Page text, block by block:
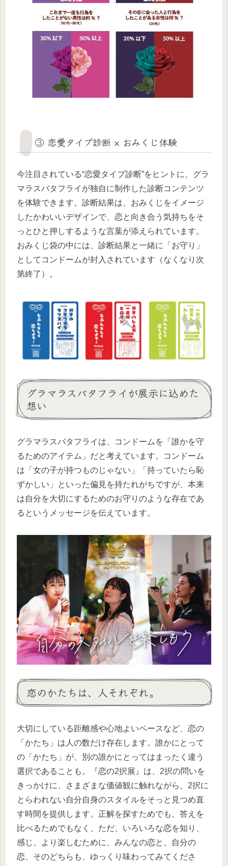
③ 恋愛タイプ診断 × おみくじ体験
今注目されている“恋愛タイプ診断”をヒントに、グラ
マラスバタフライが独自に制作した診断コンテンツ
を体験できます。診断結果は、おみくじをイメージ
したかわいいデザインで、恋と向き合う気持ちをそ
っとひと押しするような言葉が添えられています。
おみくじ袋の中には、診断結果と一緒に「お守り」
としてコンドームが封入されています（なくなり次
第終了）。
グラマラスバタフライが展示に込めた
想い
グラマラスバタフライは、コンドームを「誰かを守
るためのアイテム」だと考えています。コンドーム
は「女の子が持つものじゃない」「持っていたら恥
ずかしい」といった偏見を持たれがちですが、本来
は自分を大切にするためのお守りのような存在であ
るというメッセージを伝えています。
恋のかたちは、人それぞれ。
大切にしている距離感や心地よいペースなど、恋の
「かたち」は人の数だけ存在します。誰かにとって
の「かたち」が、別の誰かにとってはまったく違う
選択であることも。『恋の2択展』は、2択の問いを
きっかけに、さまざまな価値観に触れながら、2択に
とらわれない自分自身のスタイルをそっと見つめ直
す時間を提供します。正解を探すためでも、答えを
比べるためでもなく、ただ、いろいろな恋を知り、
感じ、より楽しむために、みんなの恋と、自分の
恋、そのどちらも、ゆっくり味わってみてくださ